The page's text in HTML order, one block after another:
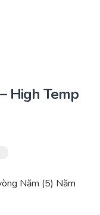
High Temp
Năm (5) Năm